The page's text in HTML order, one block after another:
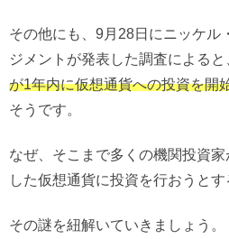
その他にも、9月28日にニッケル
ジメントが発表した調査によると
が1年内に仮想通貨への投資を開
そうです。
なぜ、そこまで多くの機関投資
した仮想通貨に投資を行おうとす
その謎を紐解いていきましょう。